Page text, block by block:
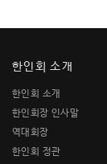
한인회 소개
한인회 소개
한인회장 인사말
역대회장
한인회 정관